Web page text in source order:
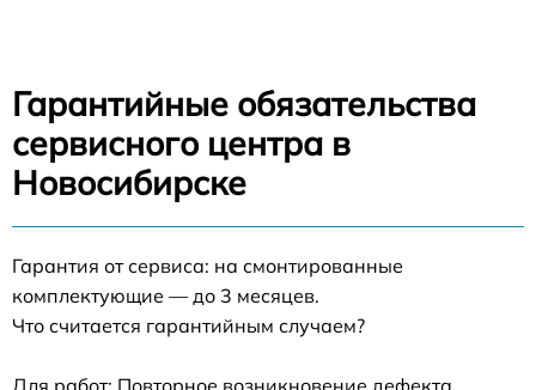
Гарантийные обязательства
сервисного центра в
Новосибирске
Гарантия от сервиса: на смонтированные
комплектующие — до 3 месяцев.
Что считается гарантийным случаем?